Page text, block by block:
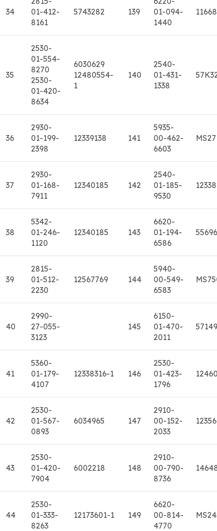
34
01-412-
8161
5743282 139
01-094-
1440
35
2530-
01-554-
8270
2530-
01-420-
8634
6030629
12480554-
1
140
2540-
01-431-
1338
36
2930-
01-199-
2398
12339138 141
5935-
00-462-
6603
37
2930-
01-168-
7911
12340185 142
2540-
01-185-
9530
38
5342-
01-246-
1120
12340185 143
6620-
01-194-
6586
39
2815-
01-512-
2230
12567769 144
5940-
00-549-
6583
40
2990-
27-055-
3123
145
6150-
01-470-
2011
41
5360-
01-179-
4107
12338316-1 146
2530-
01-423-
1796
42
2530-
01-567-
0893
6034965 147
2910-
00-152-
2033
43
2530-
01-420-
7904
6002218 148
2910-
00-790-
8736
44
2530-
01-333-
8263
12173601-1 149
6620-
00-814-
4770